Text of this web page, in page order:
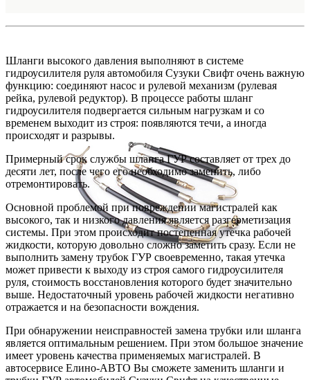
Шланги высокого давления выполняют в системе
гидроусилителя руля автомобиля Сузуки Свифт очень важную
функцию: соединяют насос и рулевой механизм (рулевая
рейка, рулевой редуктор). В процессе работы шланг
гидроусилителя подвергается сильным нагрузкам и со
временем выходит из строя: появляются течи, а иногда
происходят и разрывы.
Примерный срок службы шланга ГУР составляет от трех до
десяти лет, после чего его необходимо заменить, либо
отремонтировать.
Основной проблемой при повреждении магистралей как
высокого, так и низкого давления является разгерметизация
системы. При этом происходит постепенная утечка рабочей
жидкости, которую довольно сложно заметить сразу. Если не
выполнить замену трубок ГУР своевременно, такая утечка
может привести к выходу из строя самого гидроусилителя
руля, стоимость восстановления которого будет значительно
выше. Недостаточный уровень рабочей жидкости негативно
отражается и на безопасности вождения.
При обнаружении неисправностей замена трубки или шланга
является оптимальным решением. При этом большое значение
имеет уровень качества применяемых магистралей. В
автосервисе Елино-АВТО Вы сможете заменить шланги и